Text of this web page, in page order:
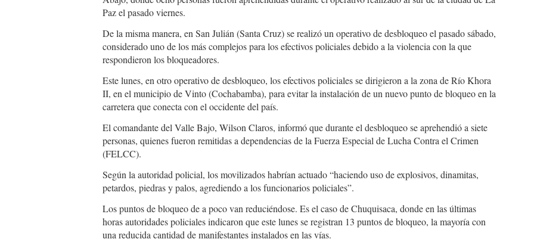
Paz el pasado viernes.
De la misma manera, en San Julián (Santa Cruz) se realizó un operativo de desbloqueo el pasado sábado,
considerado uno de los más complejos para los efectivos policiales debido a la violencia con la que
respondieron los bloqueadores.
Este lunes, en otro operativo de desbloqueo, los efectivos policiales se dirigieron a la zona de Río Khora
II, en el municipio de Vinto (Cochabamba), para evitar la instalación de un nuevo punto de bloqueo en la
carretera que conecta con el occidente del país.
El comandante del Valle Bajo, Wilson Claros, informó que durante el desbloqueo se aprehendió a siete
personas, quienes fueron remitidas a dependencias de la Fuerza Especial de Lucha Contra el Crimen
(FELCC).
Según la autoridad policial, los movilizados habrían actuado “haciendo uso de explosivos, dinamitas,
petardos, piedras y palos, agrediendo a los funcionarios policiales”.
Los puntos de bloqueo de a poco van reduciéndose. Es el caso de Chuquisaca, donde en las últimas
horas autoridades policiales indicaron que este lunes se registran 13 puntos de bloqueo, la mayoría con
una reducida cantidad de manifestantes instalados en las vías.